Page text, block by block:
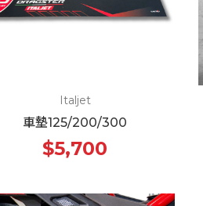
Italjet
車墊125/200/300
$5,700